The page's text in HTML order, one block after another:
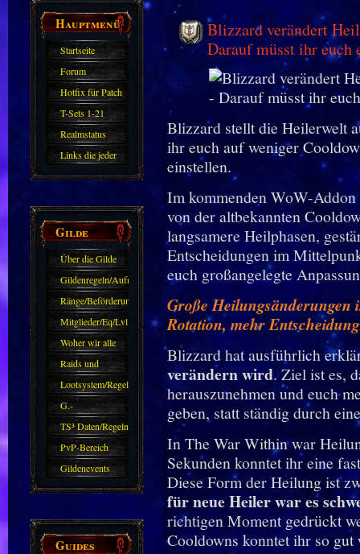
Hauptmenü
Startseite
Forum
Hotfix für Patch
11.X
T-Sets 1-21
Realmstatus
Links die jeder
kennen sollte?!
Gilde
Über die Gilde
(DAW)
Gildenregeln/Aufnahme
Ränge/Beförderungen
Mitglieder/Eq/Lvl
Woher wir alle
kommen.
Raids und
Zubehör
Lootsystem/Regeln
G.-
Sparkasse/Goldleihen
TS³ Daten/Regeln
PvP-Bereich
Gildenevents
Guides
Blizzard verändert
Darauf müsst ihr euch
Blizzard stellt die Heilerwelt
ihr euch auf weniger
einstellen.
Im kommenden WoW-
von der altbekannten
langsamere Heilphasen,
Entscheidungen im
euch großangelegte
Große
Rotation, mehr
Blizzard hat ausführlich
verändern wird. Ziel ist es,
herauszunehmen und euch
geben, statt ständig durch
In The War Within war
Sekunden konntet ihr eine
Diese Form der Heilung ist
für neue Heiler war es
richtigen Moment gedrückt
Cooldowns konntet ihr so gut